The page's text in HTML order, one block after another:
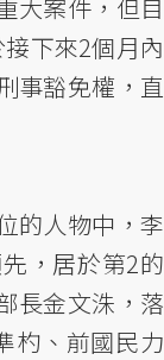
大案件，但目
下來2個月內
事豁免權，直
的人物中，李
，居於第2的
長金文洙，落
杓、前國民力